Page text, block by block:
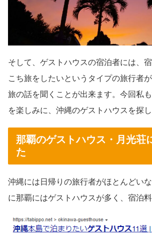
そして、ゲストハウスの宿泊者には、
こち旅をしたいというタイプの旅行者
旅の話を聞くことが出来ます。今回私
を楽しみに、沖縄のゲストハウスを探し
那覇のゲストハウス・月光荘
た
沖縄には日帰りの旅行者がほとんどい
に那覇にはゲストハウスが多く、宿泊料